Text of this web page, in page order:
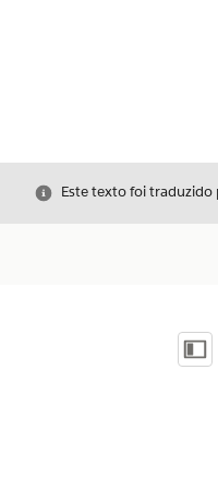
Fechar
Este texto foi traduzido